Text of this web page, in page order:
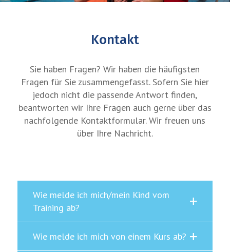
Kontakt
Sie haben Fragen? Wir haben die häufigsten
Fragen für Sie zusammengefasst. Sofern Sie hier
jedoch nicht die passende Antwort finden,
beantworten wir Ihre Fragen auch gerne über das
nachfolgende Kontaktformular. Wir freuen uns
über Ihre Nachricht.
Wie melde ich mich/mein Kind vom
Training ab?
Wie melde ich mich von einem Kurs ab?